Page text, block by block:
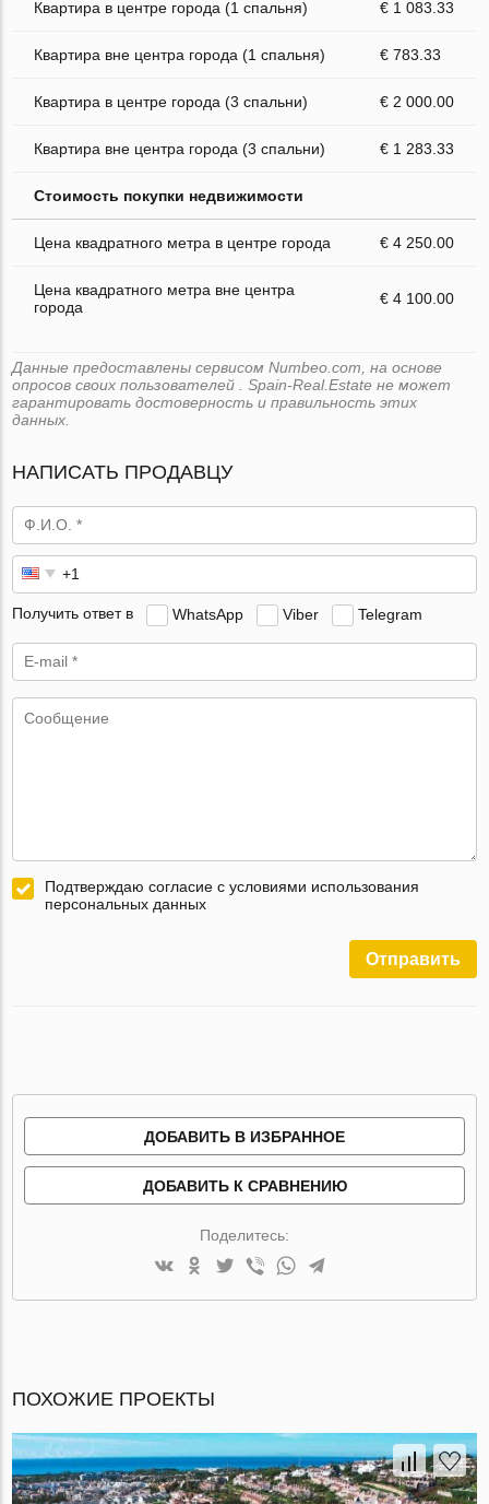
Квартира в центре города (1 спальня) € 1 083.33
Квартира вне центра города (1 спальня) € 783.33
Квартира в центре города (3 спальни) € 2 000.00
Квартира вне центра города (3 спальни) € 1 283.33
Стоимость покупки недвижимости
Цена квадратного метра в центре города € 4 250.00
Цена квадратного метра вне центра
города
€ 4 100.00
Данные предоставлены сервисом Numbeo.com, на основе
опросов своих пользователей . Spain-Real.Estate не может
гарантировать достоверность и правильность этих
данных.
НАПИСАТЬ ПРОДАВЦУ
Получить ответ в WhatsApp Viber Telegram
Подтверждаю согласие с условиями использования
персональных данных
Отправить
ДОБАВИТЬ В ИЗБРАННОЕ
ДОБАВИТЬ К СРАВНЕНИЮ
Поделитесь:
ПОХОЖИЕ ПРОЕКТЫ